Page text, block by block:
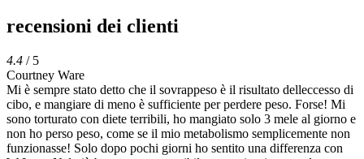
recensioni dei clienti
4.4 / 5
Courtney Ware
Mi è sempre stato detto che il sovrappeso è il risultato delleccesso di
cibo, e mangiare di meno è sufficiente per perdere peso. Forse! Mi
sono torturato con diete terribili, ho mangiato solo 3 mele al giorno e
non ho perso peso, come se il mio metabolismo semplicemente non
funzionasse! Solo dopo pochi giorni ho sentito una differenza con